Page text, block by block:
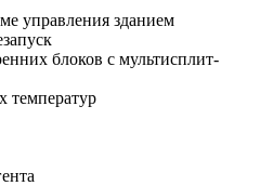
управления зданием
блоков с мультисплит-
температур